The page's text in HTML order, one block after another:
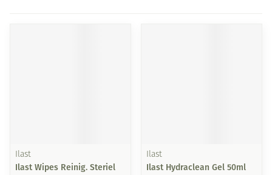
Ilast
Ilast Wipes Reinig. Steriel
Ilast
Ilast Hydraclean Gel 50ml